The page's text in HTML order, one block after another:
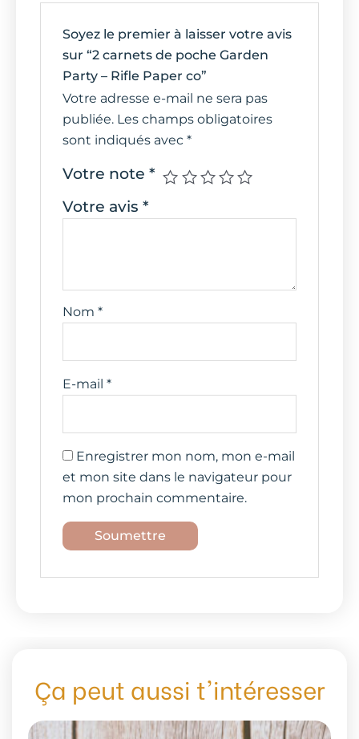
Soyez le premier à laisser votre avis
sur “2 carnets de poche Garden
Party – Rifle Paper co”
Votre adresse e-mail ne sera pas
publiée. Les champs obligatoires
sont indiqués avec *
Votre note *
Votre avis *
Nom *
E-mail *
Enregistrer mon nom, mon e-mail
et mon site dans le navigateur pour
mon prochain commentaire.
Ça peut aussi t'intéresser